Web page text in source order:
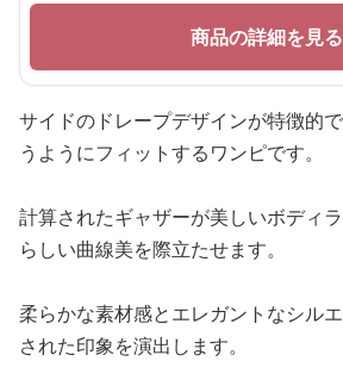
商品の詳細を見る
サイドのドレープデザインが特徴的
うようにフィットするワンピです。
計算されたギャザーが美しいボディ
らしい曲線美を際立たせます。
柔らかな素材感とエレガントなシル
された印象を演出します。